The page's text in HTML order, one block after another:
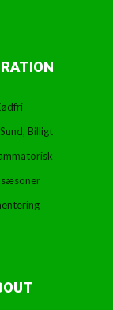
Billigt